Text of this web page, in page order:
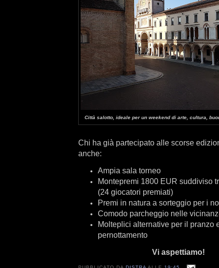
Città salotto, ideale per un weekend di arte, cultura,
Chi ha già partecipato alle scorse
anche:
Ampia sala torneo
Montepremi 1800 EUR suddiviso
(24 giocatori premiati)
Premi in natura a sorteggio per i
Comodo parcheggio nelle
Molteplici alternative per il pranzo
pernottamento
Vi aspettiamo!